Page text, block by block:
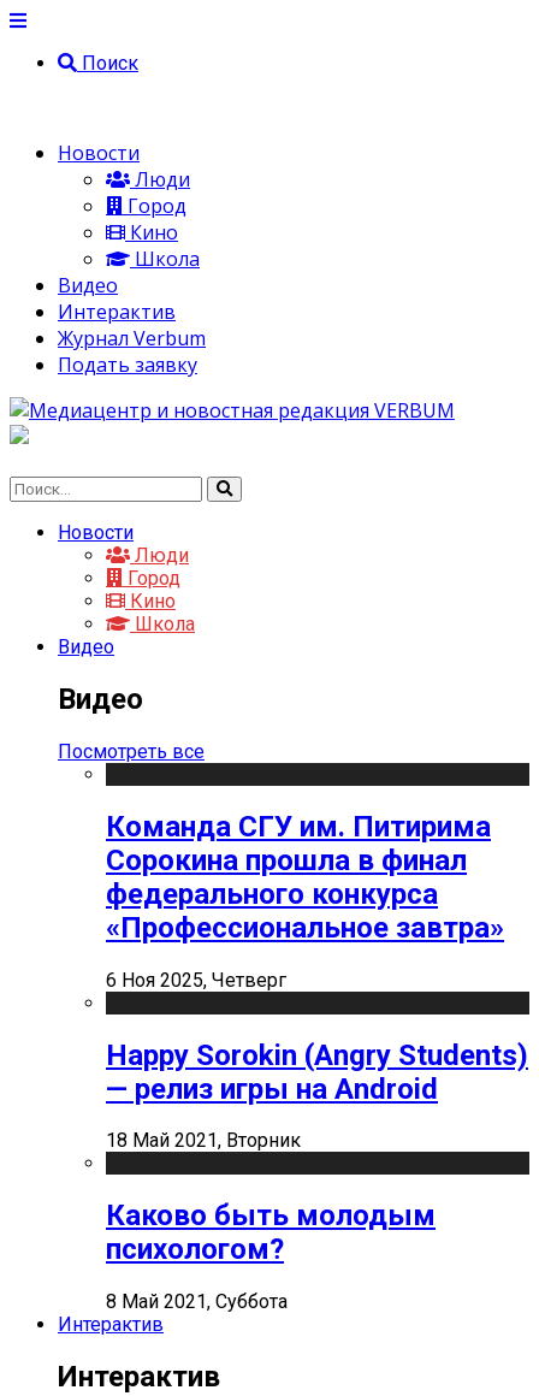
Поиск
Новости
Люди
Город
Кино
Школа
Видео
Интерактив
Журнал Verbum
Подать заявку
Новости
Люди
Город
Кино
Школа
Видео
Видео
Посмотреть все
Команда СГУ им. Питирима
Сорокина прошла в финал
федерального конкурса
«Профессиональное завтра»
6 Ноя 2025, Четверг
Happy Sorokin (Angry Students)
— релиз игры на Android
18 Май 2021, Вторник
Каково быть молодым
психологом?
8 Май 2021, Суббота
Интерактив
Интерактив